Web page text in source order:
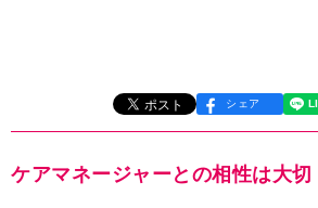
シェア
ケアマネージャーとの相性は大切